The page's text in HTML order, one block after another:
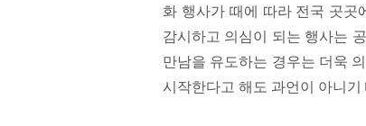
화 행사가 때에 따라 전국 곳곳
감시하고 의심이 되는 행사는
만남을 유도하는 경우는 더욱
시작한다고 해도 과언이 아니기